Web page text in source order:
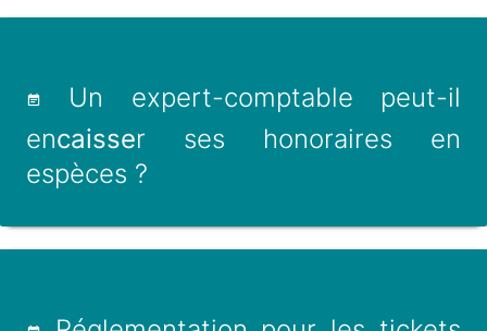
Un expert-comptable peut-il
encaisser ses honoraires en
espèces ?